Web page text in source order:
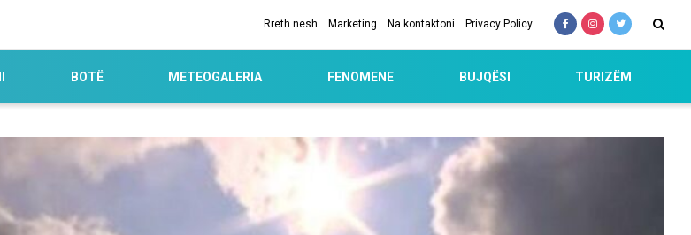
Rreth nesh Marketing Na kontaktoni Privacy Policy
BOTË METEOGALERIA FENOMENE BUJQËSI TURIZËM